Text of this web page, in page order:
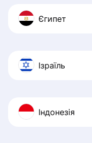
Єгипет
Ізраїль
Індонезія